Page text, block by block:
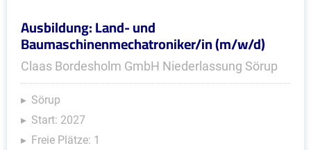
Ausbildung: Land- und
Baumaschinenmechatroniker/in (m/w/d)
Claas Bordesholm GmbH Niederlassung Sörup
Sörup
Start: 2027
Freie Plätze: 1